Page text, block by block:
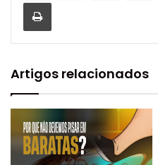
Artigos relacionados